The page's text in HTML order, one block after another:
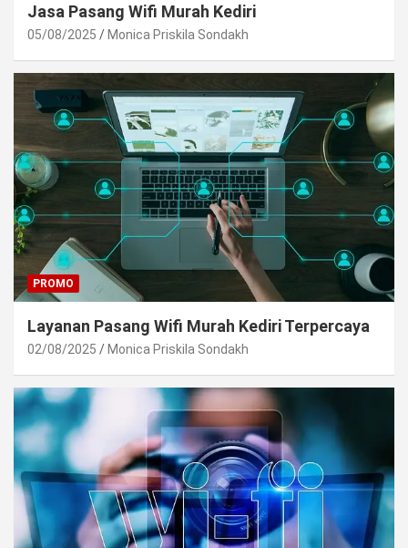
Jasa Pasang Wifi Murah Kediri
05/08/2025 Monica Priskila Sondakh
PROMO
Layanan Pasang Wifi Murah Kediri Terpercaya
02/08/2025 Monica Priskila Sondakh